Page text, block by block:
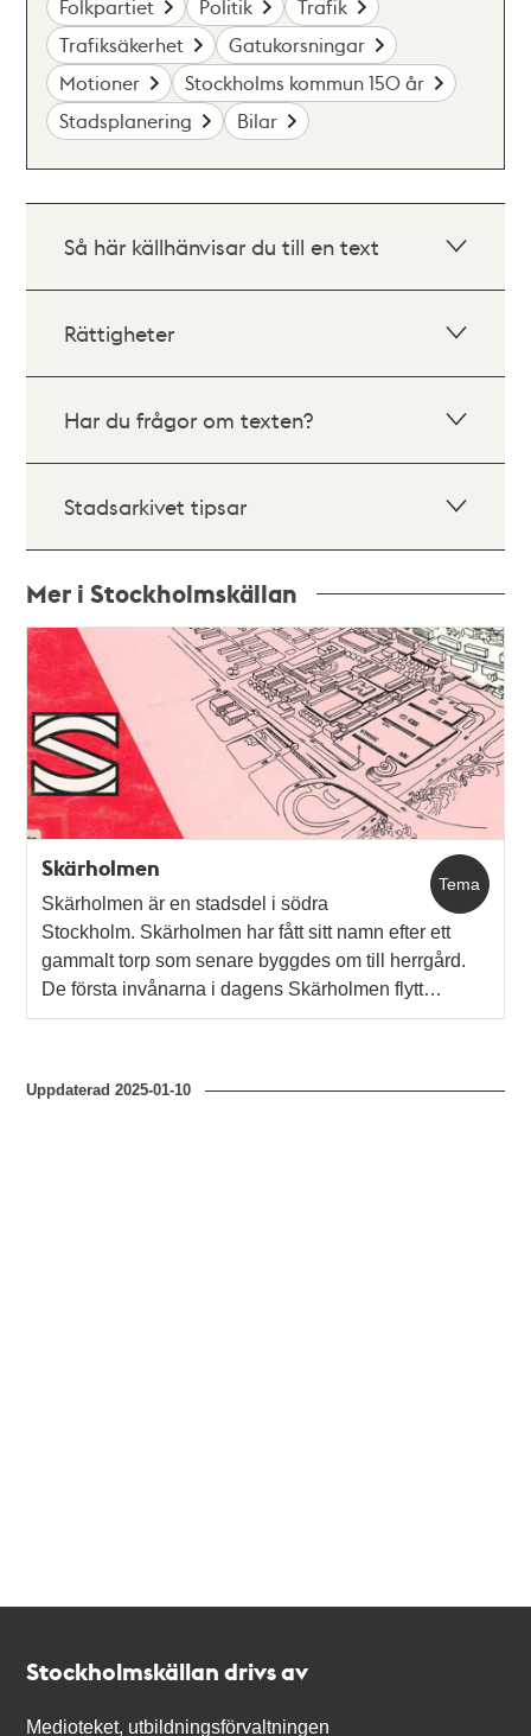
Folkpartiet
Politik
Trafik
Trafiksäkerhet
Gatukorsningar
Motioner
Stockholms kommun 150 år
Stadsplanering
Bilar
Så här källhänvisar du till en text
Rättigheter
Har du frågor om texten?
Stadsarkivet tipsar
Mer i Stockholmskällan
Relaterade
poster
och
teman
Tema
Skärholmen
Skärholmen är en stadsdel i södra
Stockholm. Skärholmen har fått sitt namn efter ett
gammalt torp som senare byggdes om till herrgård.
De första invånarna i dagens Skärholmen flytt…
Uppdaterad2025-01-10
Stockholmskällan drivs av
Medioteket, utbildningsförvaltningen